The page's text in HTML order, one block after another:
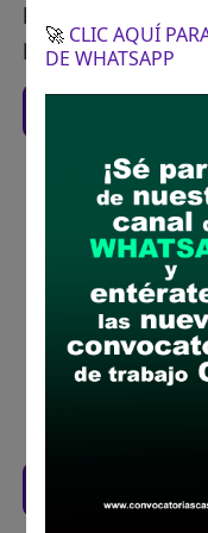
horario de
p.m.) y (14:15
Descarga y
concurso
Antes de
requisitos
Prepara tu
la fechas y
bases
Revisar el
se publicará
🚀 CLIC AQUÍ
DE WHATSAPP